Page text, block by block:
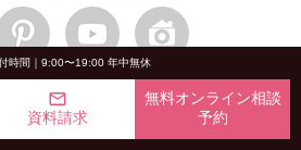
時間｜9:00〜19:00 年中無休
mail_outline
資料請求
無料オンライン相談
予約